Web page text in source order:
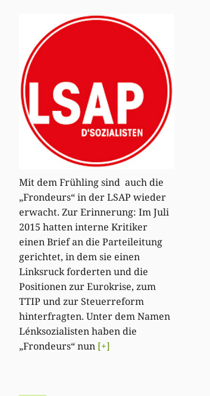
Mit dem Frühling sind auch die
„Frondeurs“ in der LSAP wieder
erwacht. Zur Erinnerung: Im Juli
2015 hatten interne Kritiker
einen Brief an die Parteileitung
gerichtet, in dem sie einen
Linksruck forderten und die
Positionen zur Eurokrise, zum
TTIP und zur Steuerreform
hinterfragten. Unter dem Namen
Lénksozialisten haben die
„Frondeurs“ nun [+]